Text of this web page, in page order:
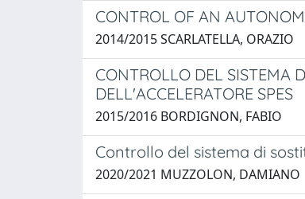
CONTROL OF AN
2014/2015 SCARLATELLA, ORAZIO
CONTROLLO DEL SISTEMA
DELL'ACCELERATORE SPES
2015/2016 BORDIGNON, FABIO
Controllo del sistema di
2020/2021 MUZZOLON, DAMIANO